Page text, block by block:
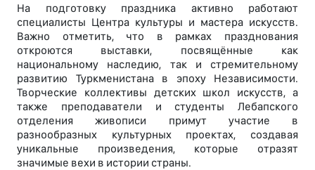
На подготовку праздника активно работают
специалисты Центра культуры и мастера искусств.
Важно отметить, что в рамках празднования
откроются выставки, посвящённые как
национальному наследию, так и стремительному
развитию Туркменистана в эпоху Независимости.
Творческие коллективы детских школ искусств, а
также преподаватели и студенты Лебапского
отделения живописи примут участие в
разнообразных культурных проектах, создавая
уникальные произведения, которые отразят
значимые вехи в истории страны.